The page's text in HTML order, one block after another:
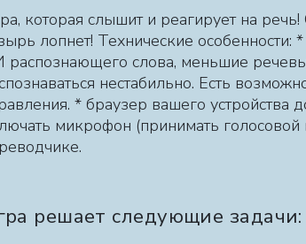
которая слышит и реагирует на
лопнет! Технические особенности:
распознающего слова, меньшие
нестабильно. Есть
* браузер вашего устройства
микрофон (принимать голосовой
решает следующие задачи: